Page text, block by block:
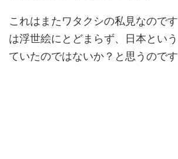
これはまたワタクシの私見なので
は浮世絵にとどまらず、日本とい
ていたのではないか？と思うのです